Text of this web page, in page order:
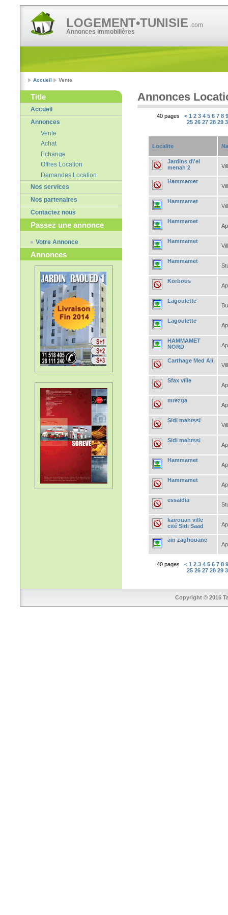
LOGEMENT•TUNISIE .com
Annonces immobilières
Accueil Vente
Title
Accueil
Annonces
Vente
Achat
Echange
Offres Location
Demandes Location
Nos services
Nos partenaires
Contactez nous
Passez une annonce
Votre Annonce
Annonces
Annonces
40 pages < 1 2 3 4 5 6 7 8
25 26 27 28 29
Localite
Jardins d\'el
menah 2
Hammamet
Hammamet
Hammamet
Hammamet
Hammamet
Korbous
Lagoulette
Lagoulette
HAMMAMET
NORD
Carthage Med Ali
Sfax ville
mrezga
Sidi mahrssi
Sidi mahrssi
Hammamet
Hammamet
essaidia
kairouan ville
cité Sidi Saad
ain zaghouane
40 pages < 1 2 3 4 5 6 7 8
25 26 27 28 29
Copyright © 2016